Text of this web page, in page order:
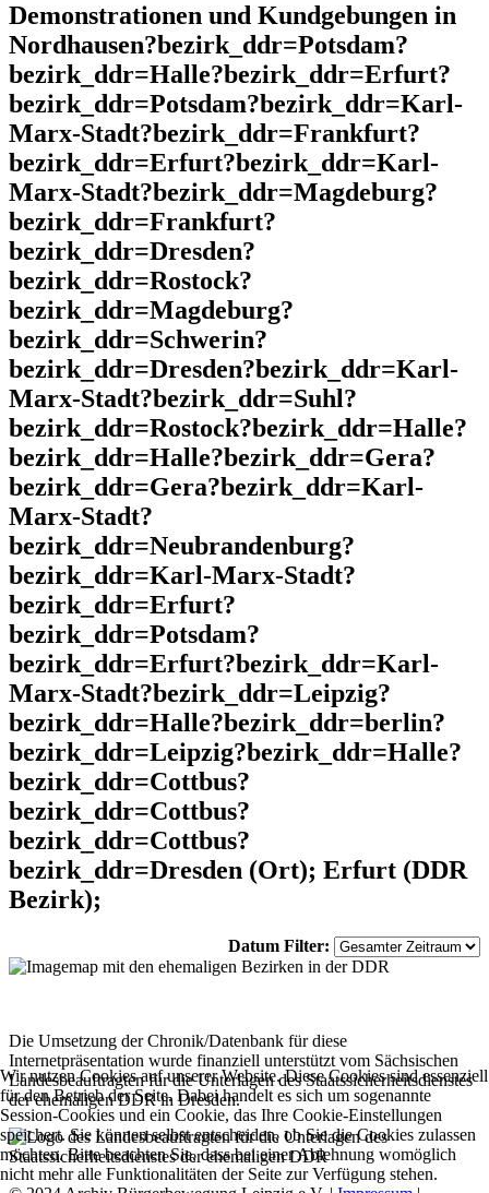
Demonstrationen und Kundgebungen in
Nordhausen?bezirk_ddr=Potsdam?
bezirk_ddr=Halle?bezirk_ddr=Erfurt?
bezirk_ddr=Potsdam?bezirk_ddr=Karl-
Marx-Stadt?bezirk_ddr=Frankfurt?
bezirk_ddr=Erfurt?bezirk_ddr=Karl-
Marx-Stadt?bezirk_ddr=Magdeburg?
bezirk_ddr=Frankfurt?
bezirk_ddr=Dresden?
bezirk_ddr=Rostock?
bezirk_ddr=Magdeburg?
bezirk_ddr=Schwerin?
bezirk_ddr=Dresden?bezirk_ddr=Karl-
Marx-Stadt?bezirk_ddr=Suhl?
bezirk_ddr=Rostock?bezirk_ddr=Halle?
bezirk_ddr=Halle?bezirk_ddr=Gera?
bezirk_ddr=Gera?bezirk_ddr=Karl-
Marx-Stadt?
bezirk_ddr=Neubrandenburg?
bezirk_ddr=Karl-Marx-Stadt?
bezirk_ddr=Erfurt?
bezirk_ddr=Potsdam?
bezirk_ddr=Erfurt?bezirk_ddr=Karl-
Marx-Stadt?bezirk_ddr=Leipzig?
bezirk_ddr=Halle?bezirk_ddr=berlin?
bezirk_ddr=Leipzig?bezirk_ddr=Halle?
bezirk_ddr=Cottbus?
bezirk_ddr=Cottbus?
bezirk_ddr=Cottbus?
bezirk_ddr=Dresden (Ort); Erfurt (DDR
Bezirk);
Datum Filter:
Die Umsetzung der Chronik/Datenbank für diese
Internetpräsentation wurde finanziell unterstützt vom Sächsischen
Landesbeauftragten für die Unterlagen des Staatssicherheitsdienstes
der ehemaligen DDR in Dresden.
Wir nutzen Cookies auf unserer Website. Diese Cookies sind essenziell
für den Betrieb der Seite. Dabei handelt es sich um sogenannte
Session-Cookies und ein Cookie, das Ihre Cookie-Einstellungen
speichert. Sie können selbst entscheiden, ob Sie die Cookies zulassen
möchten. Bitte beachten Sie, dass bei einer Ablehnung womöglich
nicht mehr alle Funktionalitäten der Seite zur Verfügung stehen.